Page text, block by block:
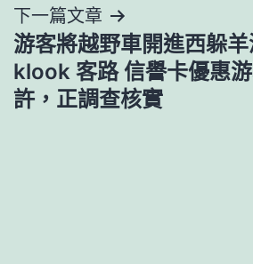
覽
下一篇文章
游客將越野車開進西躲
klook 客路 信譽卡優惠
許，正調查核實